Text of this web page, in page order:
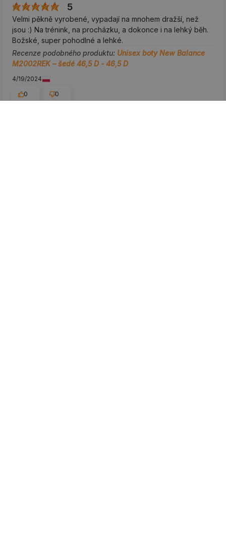
5
Velmi pěkně vyrobené, vypadají na mnohem dražší, než
jsou :) Na trénink, na procházku, a dokonce i na lehký běh.
Božské, super pohodlné a lehké.
Recenze podobného produktu: Unisex boty New Balance
M2002REK – šedé 46,5 D - 46,5 D
4/19/2024
0
0